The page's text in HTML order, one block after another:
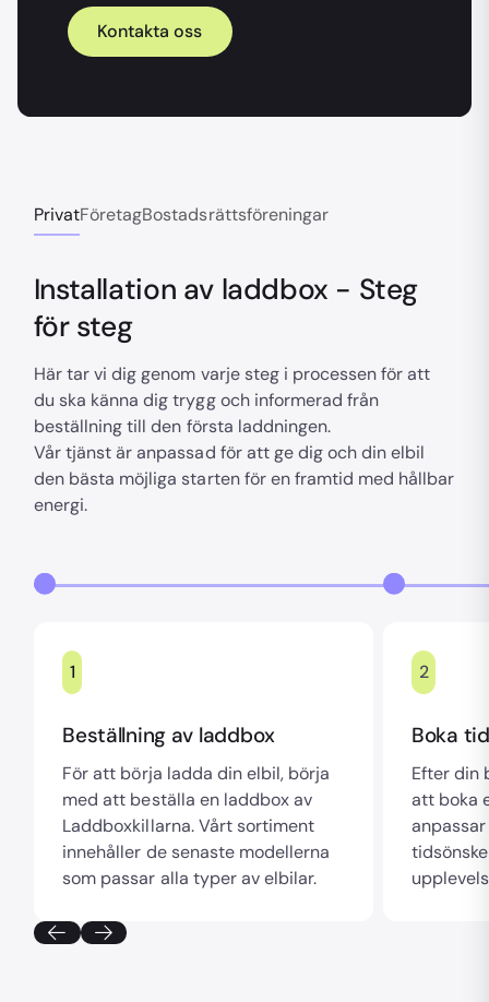
Kontakta oss
PrivatFöretagBostadsrättsföreningar
Installation av laddbox - Steg
för steg
Här tar vi dig genom varje steg i processen för att
du ska känna dig trygg och informerad från
beställning till den första laddningen.
Vår tjänst är anpassad för att ge dig och din elbil
den bästa möjliga starten för en framtid med hållbar
energi.
1
Beställning av laddbox
För att börja ladda din elbil, börja
med att beställa en laddbox av
Laddboxkillarna. Vårt sortiment
innehåller de senaste modellerna
som passar alla typer av elbilar.
2
Boka
Efter din
att boka